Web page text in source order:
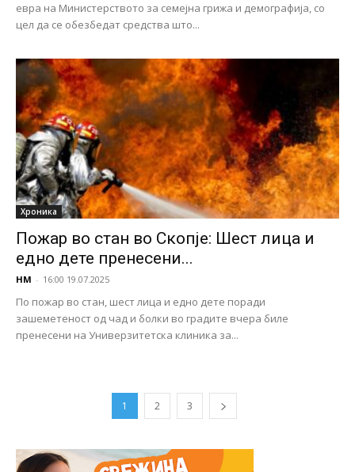
евра на Министерството за семејна грижа и демографија, со
цел да се обезбедат средства што...
Хроника
Пожар во стан во Скопје: Шест лица и
едно дете пренесени...
НМ - 16:00 19.07.2025
По пожар во стан, шест лица и едно дете поради
зашеметеност од чад и болки во градите вчера биле
пренесени на Универзитетска клиника за...
1 2 3